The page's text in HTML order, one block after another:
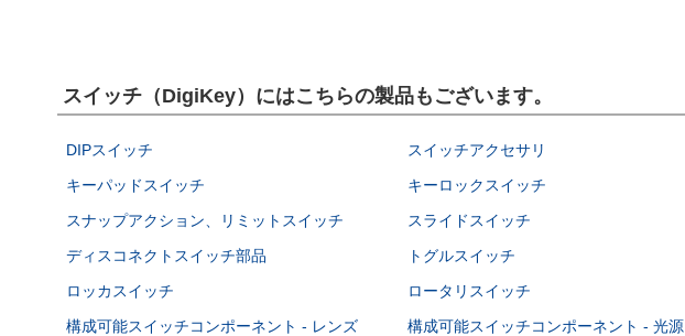
スイッチ（DigiKey）にはこちらの製品もございます。
DIPスイッチ スイッチアクセサリ
キーパッドスイッチ
キーロックスイッチ
スナップアクション、リミットスイッチ
スライドスイッチ
ディスコネクトスイッチ部品
トグルスイッチ
ロッカスイッチ
ロータリスイッチ
構成可能スイッチコンポーネント - レンズ
構成可能スイッチコンポーネント - 光源